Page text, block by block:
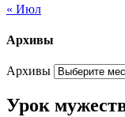
« Июл
Архивы
Архивы
Урок